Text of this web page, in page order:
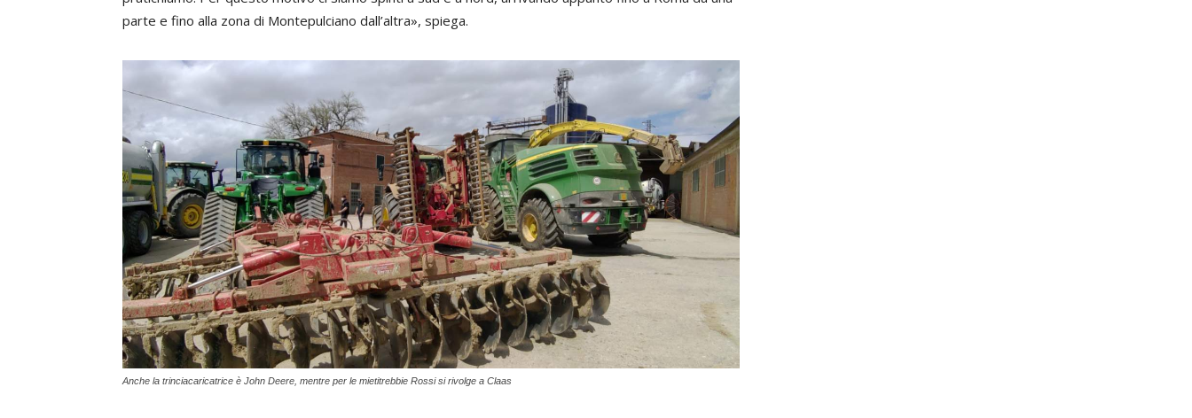
parte e fino alla zona di Montepulciano dall’altra», spiega.
Anche la trinciacaricatrice è John Deere, mentre per le mietitrebbie Rossi si rivolge a Claas